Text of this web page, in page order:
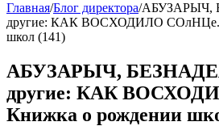
Главная/Блог директора/АБУЗАРЫЧ,
другие: КАК ВОСХОДИЛО СОлНЦе.
школ (141)
АБУЗАРЫЧ,
другие: КАК
Книжка о рождении